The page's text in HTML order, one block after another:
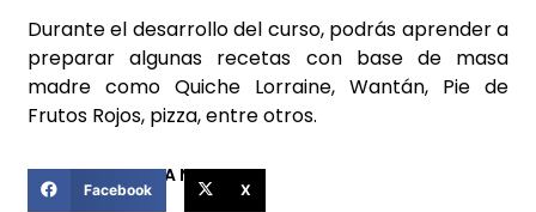
Durante el desarrollo del curso, podrás aprender a
preparar algunas recetas con base de masa
madre como Quiche Lorraine, Wantán, Pie de
Frutos Rojos, pizza, entre otros.
COMPARTIR ESTA NOTICIA
Facebook X